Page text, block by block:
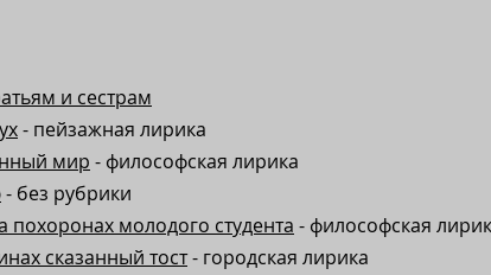
и сестрам
- пейзажная лирика
мир - философская лирика
- без рубрики
похоронах молодого студента - философская
сказанный тост- городская лирика